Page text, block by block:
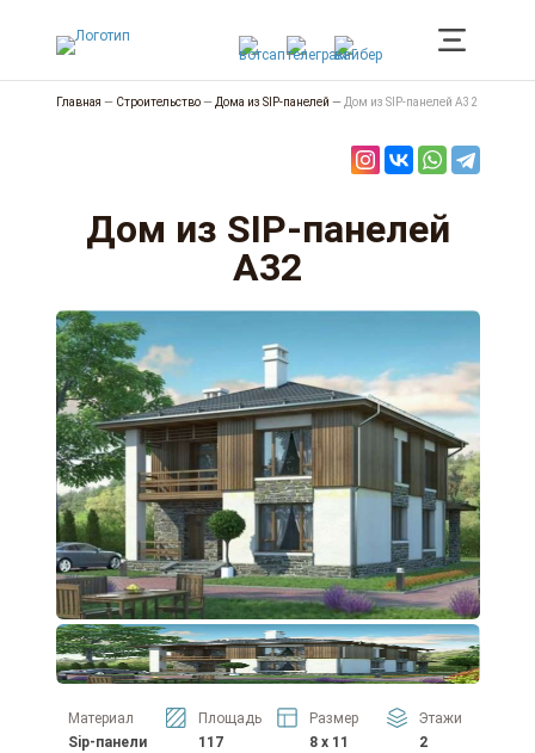
Главная — Строительство— Дома из SIP-панелей — Дом из SIP-панелей А32
Дом из SIP-панелей
А32
Материал
Sip-панели
Площадь
117
Размер
8 x 11
Этажи
2